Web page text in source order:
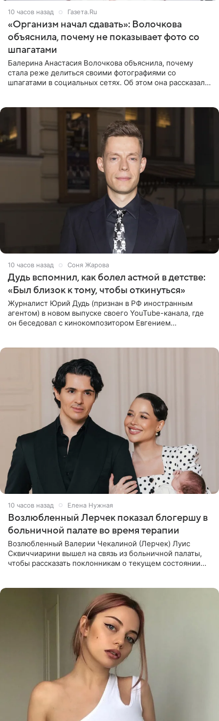
10 часов назад Газета.Ru
«Организм начал сдавать»: Волочкова
объяснила, почему не показывает фото со
шпагатами
Балерина Анастасия Волочкова объяснила, почему
стала реже делиться своими фотографиями со
шпагатами в социальных сетях. Об этом она рассказала
10 часов назад Соня Жарова
Дудь вспомнил, как болел астмой в детстве:
«Был близок к тому, чтобы откинуться»
Журналист Юрий Дудь (признан в РФ иностранным
агентом) в новом выпуске своего YouTube-канала, где
он беседовал с кинокомпозитором Евгением
10 часов назад Елена Нужная
Возлюбленный Лерчек показал блогершу в
больничной палате во время терапии
Возлюбленный Валерии Чекалиной (Лерчек) Луис
Сквиччиарини вышел на связь из больничной палаты,
чтобы рассказать поклонникам о текущем состоянии